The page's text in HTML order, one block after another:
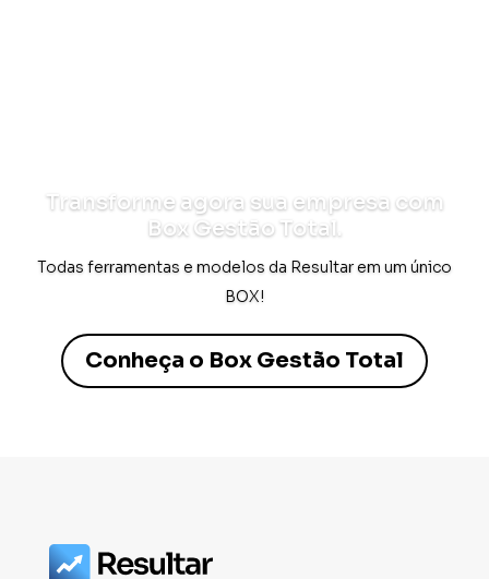
Transforme agora sua empresa com
Box Gestão Total.
Todas ferramentas e modelos da Resultar em um único
BOX!
Conheça o Box Gestão Total